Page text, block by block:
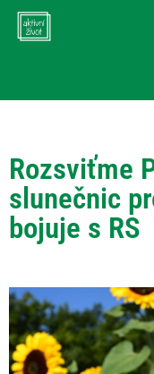
Rozsviťme
slunečnic
bojuje s RS